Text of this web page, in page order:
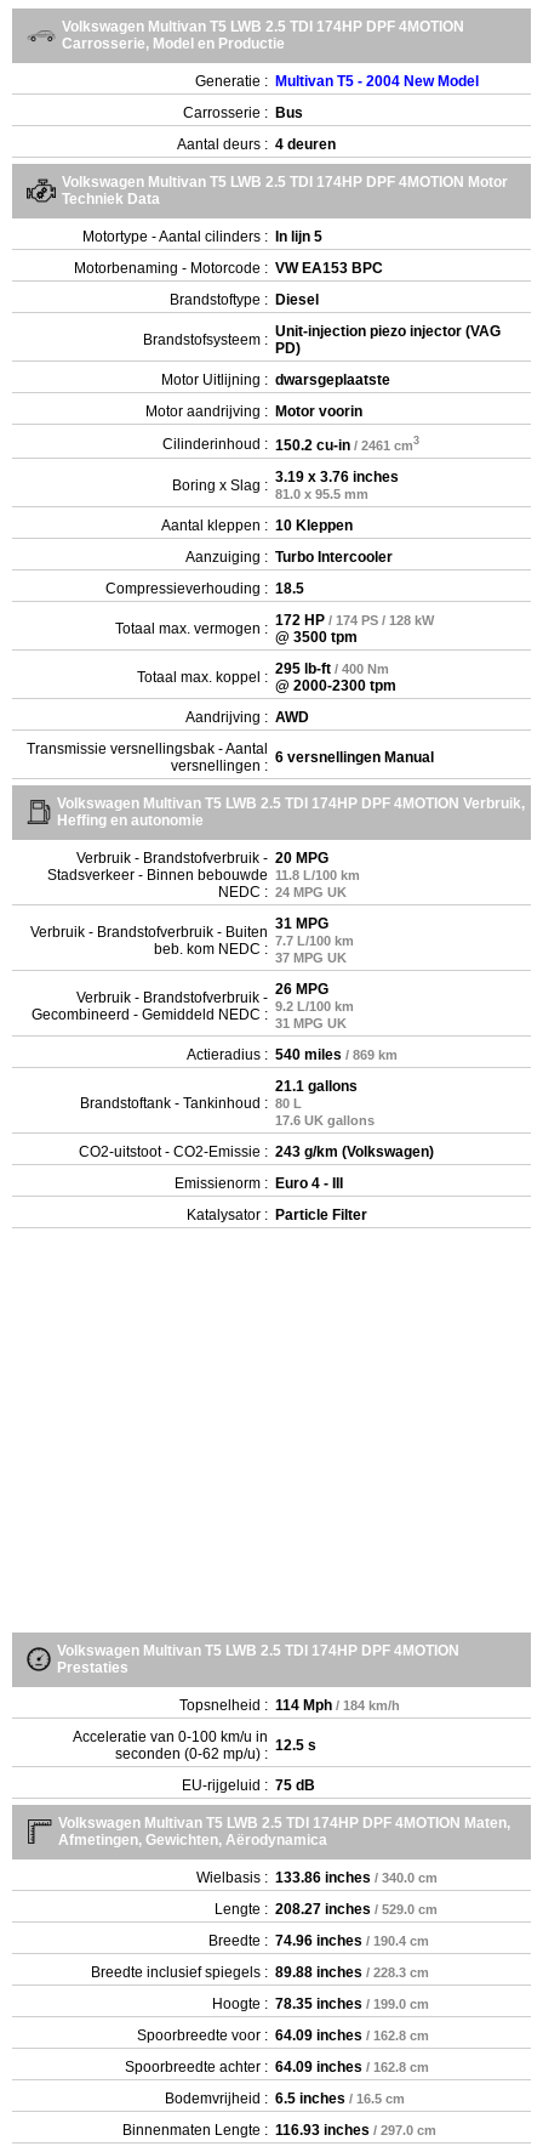
Volkswagen Multivan T5 LWB 2.5 TDI 174HP DPF 4MOTION
Carrosserie, Model en Productie
Generatie : Multivan T5 - 2004 New Model
Carrosserie : Bus
Aantal deurs : 4 deuren
Volkswagen Multivan T5 LWB 2.5 TDI 174HP DPF 4MOTION Motor
Techniek Data
Motortype - Aantal cilinders :
In lijn 5
Motorbenaming - Motorcode : VW EA153 BPC
Brandstoftype : Diesel
Brandstofsysteem : Unit-injection piezo injector (VAG
PD)
Motor Uitlijning : dwarsgeplaatste
Motor aandrijving : Motor voorin
Cilinderinhoud : 150.2 cu-in / 2461 cm3
Boring x Slag : 3.19 x 3.76 inches
81.0 x 95.5 mm
Aantal kleppen : 10 Kleppen
Aanzuiging : Turbo Intercooler
Compressieverhouding : 18.5
Totaal max. vermogen : 172 HP / 174 PS / 128 kW
@ 3500 tpm
Totaal max. koppel : 295 lb-ft / 400 Nm
@ 2000-2300 tpm
Aandrijving : AWD
Transmissie versnellingsbak - Aantal
versnellingen : 6 versnellingen Manual
Volkswagen Multivan T5 LWB 2.5 TDI 174HP DPF 4MOTION Verbruik,
Heffing en autonomie
Verbruik - Brandstofverbruik -
Stadsverkeer - Binnen bebouwde
NEDC :
20 MPG
11.8 L/100 km
24 MPG UK
Verbruik - Brandstofverbruik - Buiten
beb. kom NEDC :
31 MPG
7.7 L/100 km
37 MPG UK
Verbruik - Brandstofverbruik -
Gecombineerd - Gemiddeld NEDC :
26 MPG
9.2 L/100 km
31 MPG UK
Actieradius : 540 miles / 869 km
Brandstoftank - Tankinhoud :
21.1 gallons
80 L
17.6 UK gallons
CO2-uitstoot - CO2-Emissie : 243 g/km (Volkswagen)
Emissienorm : Euro 4 - III
Katalysator : Particle Filter
Volkswagen Multivan T5 LWB 2.5 TDI 174HP DPF 4MOTION
Prestaties
Topsnelheid : 114 Mph / 184 km/h
Acceleratie van 0-100 km/u in
seconden (0-62 mp/u) : 12.5 s
EU-rijgeluid : 75 dB
Volkswagen Multivan T5 LWB 2.5 TDI 174HP DPF 4MOTION Maten,
Afmetingen, Gewichten, Aërodynamica
Wielbasis : 133.86 inches / 340.0 cm
Lengte : 208.27 inches / 529.0 cm
Breedte : 74.96 inches / 190.4 cm
Breedte inclusief spiegels : 89.88 inches / 228.3 cm
Hoogte : 78.35 inches / 199.0 cm
Spoorbreedte voor : 64.09 inches / 162.8 cm
Spoorbreedte achter : 64.09 inches / 162.8 cm
Bodemvrijheid : 6.5 inches / 16.5 cm
Binnenmaten Lengte : 116.93 inches / 297.0 cm